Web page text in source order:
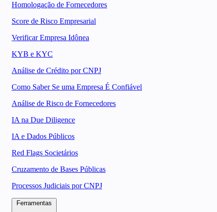
Homologação de Fornecedores
Score de Risco Empresarial
Verificar Empresa Idônea
KYB e KYC
Análise de Crédito por CNPJ
Como Saber Se uma Empresa É Confiável
Análise de Risco de Fornecedores
IA na Due Diligence
IA e Dados Públicos
Red Flags Societários
Cruzamento de Bases Públicas
Processos Judiciais por CNPJ